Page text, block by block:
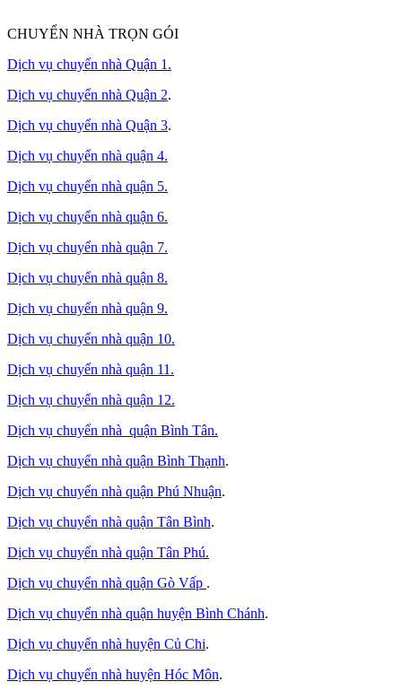
CHUYỂN NHÀ TRỌN GÓI
Dịch vụ chuyển nhà Quận 1.
Dịch vụ chuyển nhà Quận 2.
Dịch vụ chuyển nhà Quận 3.
Dịch vụ chuyển nhà quận 4.
Dịch vụ chuyển nhà quận 5.
Dịch vụ chuyển nhà quận 6.
Dịch vụ chuyển nhà quận 7.
Dịch vụ chuyển nhà quận 8.
Dịch vụ chuyển nhà quận 9.
Dịch vụ chuyển nhà quận 10.
Dịch vụ chuyển nhà quận 11.
Dịch vụ chuyển nhà quận 12.
Dịch vụ chuyển nhà quận Bình Tân.
Dịch vụ chuyển nhà quận Bình Thạnh.
Dịch vụ chuyển nhà quận Phú Nhuận.
Dịch vụ chuyển nhà quận Tân Bình.
Dịch vụ chuyển nhà quận Tân Phú.
Dịch vụ chuyển nhà quận Gò Vấp .
Dịch vụ chuyển nhà quận huyện Bình Chánh.
Dịch vụ chuyển nhà huyện Củ Chi.
Dịch vụ chuyển nhà huyện Hóc Môn.